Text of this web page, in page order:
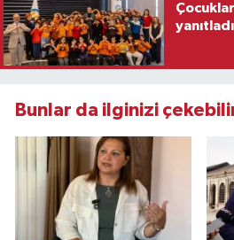
yanıtladı
Bunlar da ilginizi